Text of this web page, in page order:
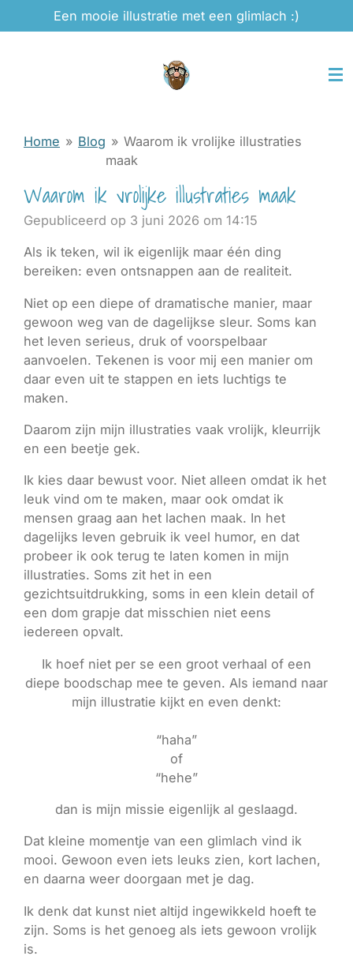
direct
Een mooie illustratie met een glimlach :)
Home » Blog » Waarom ik vrolijke illustraties
maak
Waarom ik vrolijke illustraties maak
Gepubliceerd op 3 juni 2026 om 14:15
Als ik teken, wil ik eigenlijk maar één ding
bereiken: even ontsnappen aan de realiteit.
Niet op een diepe of dramatische manier, maar
gewoon weg van de dagelijkse sleur. Soms kan
het leven serieus, druk of voorspelbaar
aanvoelen. Tekenen is voor mij een manier om
daar even uit te stappen en iets luchtigs te
maken.
Daarom zijn mijn illustraties vaak vrolijk, kleurrijk
en een beetje gek.
Ik kies daar bewust voor. Niet alleen omdat ik het
leuk vind om te maken, maar ook omdat ik
mensen graag aan het lachen maak. In het
dagelijks leven gebruik ik veel humor, en dat
probeer ik ook terug te laten komen in mijn
illustraties. Soms zit het in een
gezichtsuitdrukking, soms in een klein detail of
een dom grapje dat misschien niet eens
iedereen opvalt.
Ik hoef niet per se een groot verhaal of een
diepe boodschap mee te geven. Als iemand naar
mijn illustratie kijkt en even denkt:
“haha”
of
“hehe”
dan is mijn missie eigenlijk al geslaagd.
Dat kleine momentje van een glimlach vind ik
mooi. Gewoon even iets leuks zien, kort lachen,
en daarna weer doorgaan met je dag.
Ik denk dat kunst niet altijd ingewikkeld hoeft te
zijn. Soms is het genoeg als iets gewoon vrolijk
is.